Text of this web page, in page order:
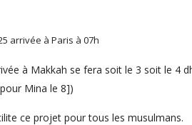
arrivée à Paris à 07h
à Makkah se fera soit le 3 soit le 4
Mina le 8])
ce projet pour tous les musulmans.